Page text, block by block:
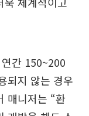
간 150~200
되지 않는 경우
매니저는 “환